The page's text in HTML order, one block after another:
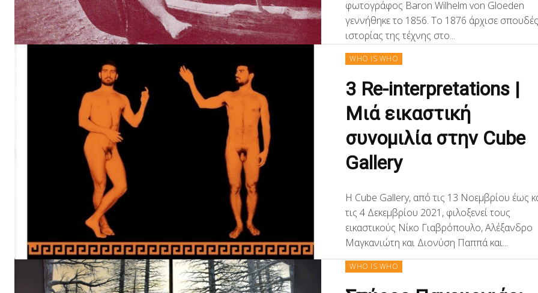
φωτογράφος Baron Wilhelm von Gloeden
γεννήθηκε το 1856. Το 1876 άρχισε
ιστορίας της τέχνης στο...
WHO IS WHO
3 Re-interpretations |
Μιά εικαστική
συνομιλία στην Cube
Gallery
H Cube Gallery, από τις 13 Νοεμβρίου έως
τις 4 Δεκεμβρίου 2021, φιλοξενεί τους
εικαστικούς Νίκο Γιαβρόπουλο, Αλέξανδρο
Μαγκανιώτη και Διονύση Παππά και...
WHO IS WHO